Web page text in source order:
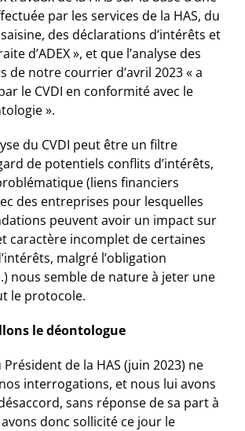
par les services de la HAS, du
des déclarations d’intérêts et
d’ADEX », et que l’analyse des
de notre courrier d’avril 2023 « a
le CVDI en conformité avec le
».
du CVDI peut être un filtre
de potentiels conflits d’intérêts,
(liens financiers
des entreprises pour lesquelles
peuvent avoir un impact sur
caractère incomplet de certaines
malgré l’obligation
nous semble de nature à jeter une
le protocole.
le déontologue
de la HAS (juin 2023) ne
interrogations, et nous lui avons
sans réponse de sa part à
donc sollicité ce jour le